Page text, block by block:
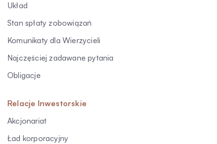
Układ
Stan spłaty zobowiązań
Komunikaty dla Wierzycieli
Najczęściej zadawane pytania
Obligacje
Relacje Inwestorskie
Akcjonariat
Ład korporacyjny